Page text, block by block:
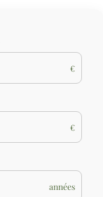
€
€
années